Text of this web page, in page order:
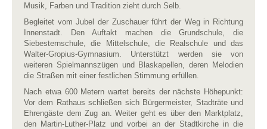
Musik, Farben und Tradition zieht durch Selb.
Begleitet vom Jubel der Zuschauer führt der Weg in Richtung
Innenstadt. Den Auftakt machen die Grundschule, die
Siebesternschule, die Mittelschule, die Realschule und das
Walter-Gropius-Gymnasium. Unterstützt werden sie von
weiteren Spielmannszügen und Blaskapellen, deren Melodien
die Straßen mit einer festlichen Stimmung erfüllen.
Nach etwa 600 Metern wartet bereits der nächste Höhepunkt:
Vor dem Rathaus schließen sich Bürgermeister, Stadträte und
Ehrengäste dem Zug an. Weiter geht es über den Marktplatz,
den Martin-Luther-Platz und vorbei an der Stadtkirche in die